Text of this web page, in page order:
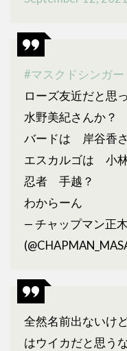
#マスクドシンガー
ローズ友近だと思
水野美紀さんか？
バードは 岸谷香
エスカルゴは 小
忍者 手越？
わからーん
— チャップマン正
全然名前出ないけ
はウイカだと思う